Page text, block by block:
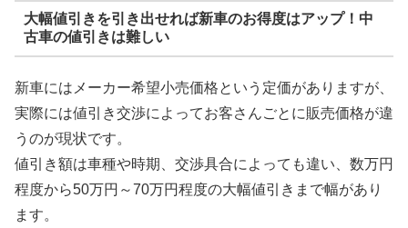
大幅値引きを引き出せれば新車のお得度はアップ！中
古車の値引きは難しい
新車にはメーカー希望小売価格という定価がありますが、
実際には値引き交渉によってお客さんごとに販売価格が違
うのが現状です。
値引き額は車種や時期、交渉具合によっても違い、数万円
程度から50万円～70万円程度の大幅値引きまで幅があり
ます。